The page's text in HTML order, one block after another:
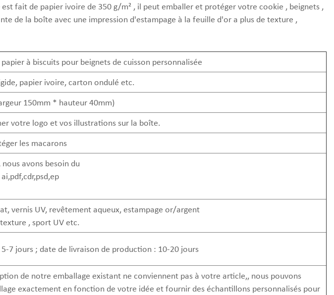
est fait de papier ivoire de 350 g/m² , il peut emballer et protéger votre cookie , beignets ,
de la boîte avec une impression d'estampage à la feuille d'or a plus de texture ,
à biscuits pour beignets de cuisson personnalisée
papier ivoire, carton ondulé etc.
150mm * hauteur 40mm)
votre logo et vos illustrations sur la boîte.
les macarons
avons besoin du
vernis UV, revêtement aqueux, estampage or/argent
, sport UV etc.
7 jours ; date de livraison de production : 10-20 jours
de notre emballage existant ne conviennent pas à votre article,, nous pouvons
exactement en fonction de votre idée et fournir des échantillons personnalisés pour